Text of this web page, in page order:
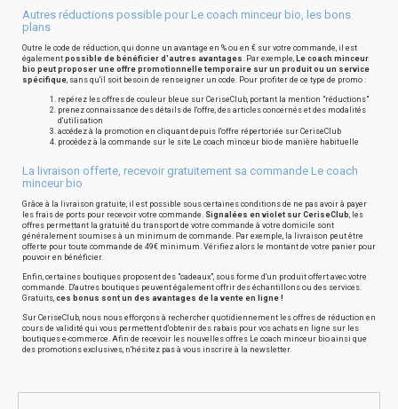
Autres réductions possible pour Le coach minceur bio, les bons
plans
Outre le code de réduction, qui donne un avantage en % ou en € sur votre commande, il est
également possible de bénéficier d'autres avantages. Par exemple, Le coach minceur
bio peut proposer une offre promotionnelle temporaire sur un produit ou un service
spécifique, sans qu'il soit besoin de renseigner un code. Pour profiter de ce type de promo :
repérez les offres de couleur bleue sur CeriseClub, portant la mention "réductions"
prenez connaissance des détails de l'offre, des articles concernés et des modalités
d'utilisation
accédez à la promotion en cliquant depuis l'offre répertoriée sur CeriseClub
procédez à la commande sur le site Le coach minceur bio de manière habituelle
La livraison offerte, recevoir gratuitement sa commande Le coach
minceur bio
Grâce à la livraison gratuite, il est possible sous certaines conditions de ne pas avoir à payer
les frais de ports pour recevoir votre commande. Signalées en violet sur CeriseClub, les
offres permettant la gratuité du transport de votre commande à votre domicile sont
généralement soumises à un minimum de commande. Par exemple, la livraison peut être
offerte pour toute commande de 49€ minimum. Vérifiez alors le montant de votre panier pour
pouvoir en bénéficier.
Enfin, certaines boutiques proposent des "cadeaux", sous forme d'un produit offert avec votre
commande. D'autres boutiques peuvent également offrir des échantillons ou des services.
Gratuits, ces bonus sont un des avantages de la vente en ligne !
Sur CeriseClub, nous nous efforçons à rechercher quotidiennement les offres de réduction en
cours de validité qui vous permettent d'obtenir des rabais pour vos achats en ligne sur les
boutiques e-commerce. Afin de recevoir les nouvelles offres Le coach minceur bio ainsi que
des promotions exclusives, n'hésitez pas à vous inscrire à la newsletter.